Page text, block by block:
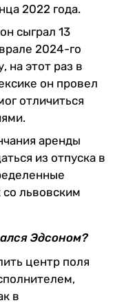
2022 года.
сыграл 13
2024-го
на этот раз в
он провел
отличиться
аренды
из отпуска в
львовским
Эдсоном?
центр поля
в